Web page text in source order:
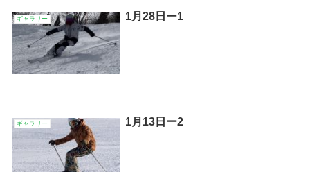
ギャラリー 1月28日ー1
ギャラリー 1月13日ー2